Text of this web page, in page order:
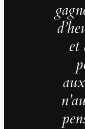
et